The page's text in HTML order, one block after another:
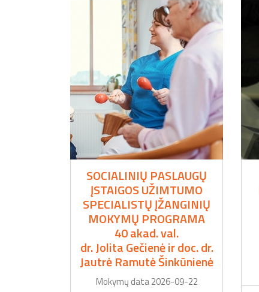
SOCIALINIŲ PASLAUGŲ
ĮSTAIGOS UŽIMTUMO
SPECIALISTŲ ĮŽANGINIŲ
MOKYMŲ PROGRAMA
40 akad. val.
dr. Jolita Gečienė ir doc. dr.
Jautrė Ramutė Šinkūnienė
Mokymų data 2026-09-22